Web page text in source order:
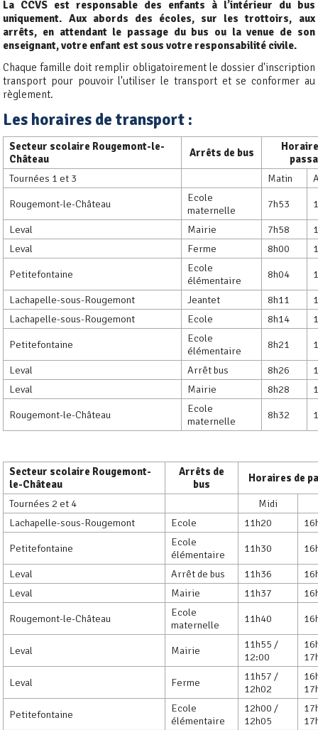
La CCVS est responsable des enfants à l’intérieur du bus
uniquement. Aux abords des écoles, sur les trottoirs, aux
arrêts, en attendant le passage du bus ou la venue de son
enseignant, votre enfant est sous votre responsabilité civile.
Chaque famille doit remplir obligatoirement le dossier d'inscription
transport pour pouvoir l'utiliser le transport et se conformer au
règlement.
Les horaires de transport :
Secteur scolaire Rougemont-le-
Château
Arrêts de bus
Tournées 1 et 3
Matin
Rougemont-le-Château
Ecole
maternelle
7h53
Leval
Mairie 7h58
Leval
Ferme 8h00
Petitefontaine
Ecole
élémentaire
8h04
Lachapelle-sous-Rougemont
Jeantet 8h11
Lachapelle-sous-Rougemont
Ecole 8h14
Petitefontaine
Ecole
élémentaire
8h21
Leval
Arrêt bus 8h26
Leval
Mairie 8h28
Rougemont-le-Château
Ecole
maternelle
8h32
Secteur scolaire Rougemont-
le-Château
Arrêts de
bus
Horaires de
Tournées 2 et 4
Midi
Lachapelle-sous-Rougemont
Ecole 11h20
Petitefontaine
Ecole
élémentaire
11h30
Leval
Arrêt de bus 11h36
Leval
Mairie 11h37
Rougemont-le-Château
Ecole
maternelle
11h40
Leval Mairie
11h55 /
12:00
Leval
Ferme
11h57 /
12h02
Petitefontaine
Ecole
élémentaire
12h00 /
12h05